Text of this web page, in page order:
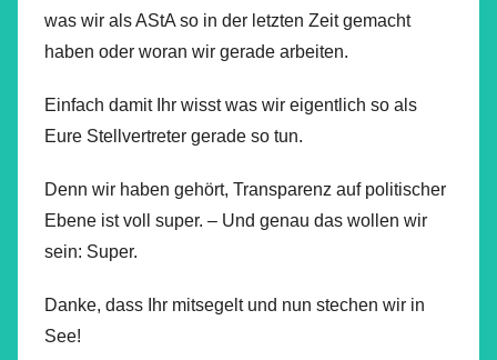
was wir als AStA so in der letzten Zeit gemacht
haben oder woran wir gerade arbeiten.
Einfach damit Ihr wisst was wir eigentlich so als
Eure Stellvertreter gerade so tun.
Denn wir haben gehört, Transparenz auf politischer
Ebene ist voll super. – Und genau das wollen wir
sein: Super.
Danke, dass Ihr mitsegelt und nun stechen wir in
See!